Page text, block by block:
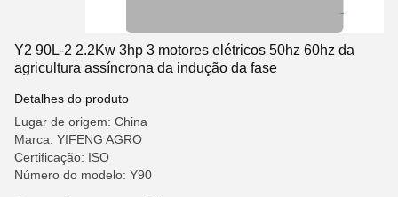
Y2 90L-2 2.2Kw 3hp 3 motores elétricos 50hz 60hz da
agricultura assíncrona da indução da fase
Detalhes do produto
Lugar de origem: China
Marca: YIFENG AGRO
Certificação: ISO
Número do modelo: Y90